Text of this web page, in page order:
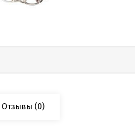
Отзывы (0)